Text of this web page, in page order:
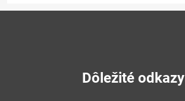
Dôležité odkazy